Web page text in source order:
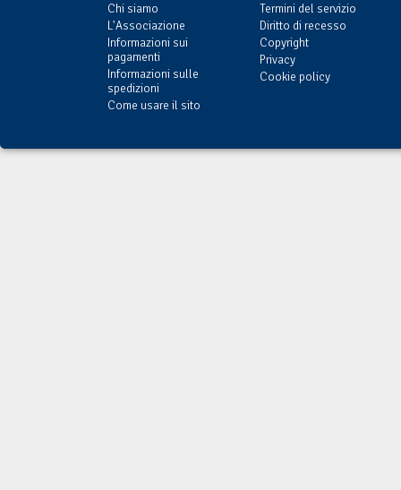
Chi siamo
L'Associazione
Informazioni sui
pagamenti
Informazioni sulle
spedizioni
Come usare il sito
Termini del servizio
Diritto di recesso
Copyright
Privacy
Cookie policy